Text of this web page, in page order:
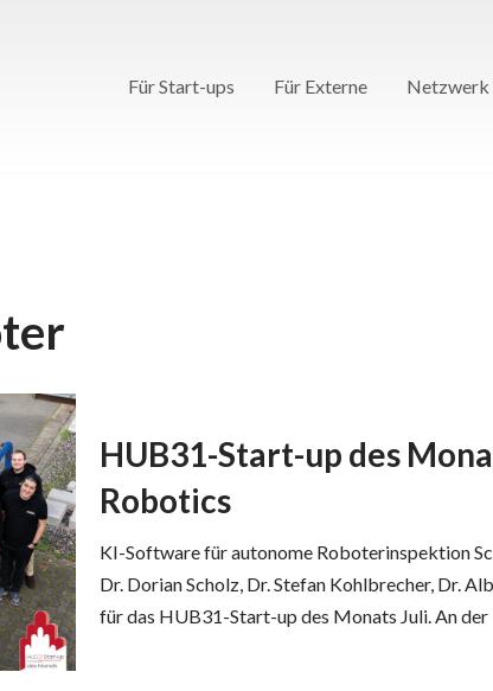
Für Start-ups Für Externe Netzwerk
HUB31-Start-up des
Robotics
KI-Software für autonome Roboterinspektion
Dr. Dorian Scholz, Dr. Stefan Kohlbrecher, Dr.
für das HUB31-Start-up des Monats Juli. An